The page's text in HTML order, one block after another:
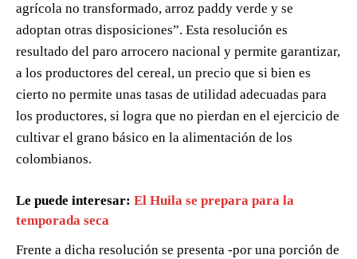
agrícola no transformado, arroz paddy verde y se
adoptan otras disposiciones”. Esta resolución es
resultado del paro arrocero nacional y permite garantizar,
a los productores del cereal, un precio que si bien es
cierto no permite unas tasas de utilidad adecuadas para
los productores, si logra que no pierdan en el ejercicio de
cultivar el grano básico en la alimentación de los
colombianos.
Le puede interesar: El Huila se prepara para la
temporada seca
Frente a dicha resolución se presenta -por una porción de